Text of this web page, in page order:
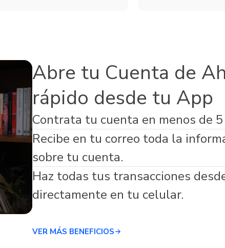
Guayaquil
Abre tu Cuenta de
rápido desde tu App
Contrata tu cuenta en menos de
Recibe en tu correo toda la
sobre tu cuenta.
Haz todas tus transacciones
directamente en tu celular.
VER MÁS BENEFICIOS